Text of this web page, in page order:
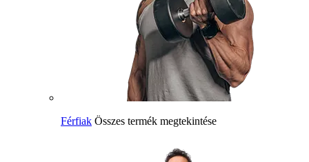
Férfiak Összes termék megtekintése